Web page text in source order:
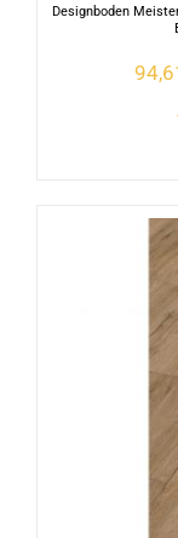
Designboden